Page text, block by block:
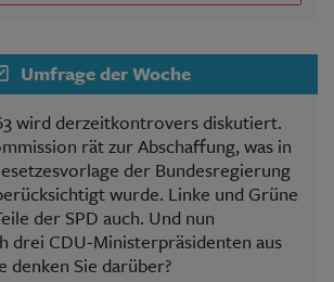
Umfrage der Woche
wird derzeitkontrovers diskutiert.
rät zur Abschaffung, was in
der Bundesregierung
wurde. Linke und Grüne
der SPD auch. Und nun
drei CDU-Ministerpräsidenten aus
denken Sie darüber?